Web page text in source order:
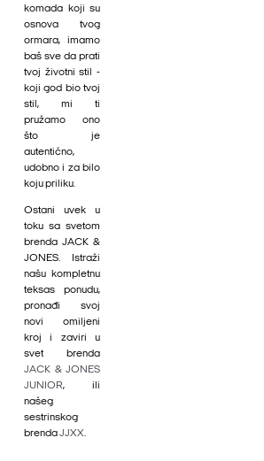
komada koji su
osnova tvog
ormara, imamo
baš sve da prati
tvoj životni stil -
koji god bio tvoj
stil, mi ti
pružamo ono
što je
autentično,
udobno i za bilo
koju priliku.
Ostani uvek u
toku sa svetom
brenda JACK &
JONES. Istraži
našu kompletnu
teksas ponudu,
pronađi svoj
novi omiljeni
kroj i zaviri u
svet brenda
JACK & JONES
JUNIOR, ili
našeg
sestrinskog
brendaJJXX.